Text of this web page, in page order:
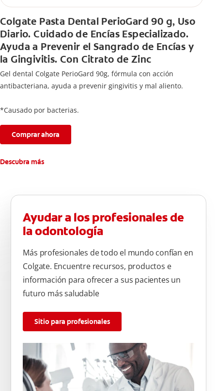
Colgate Pasta Dental PerioGard 90 g, Uso
Diario. Cuidado de Encías Especializado.
Ayuda a Prevenir el Sangrado de Encías y
la Gingivitis. Con Citrato de Zinc
Gel dental Colgate PerioGard 90g, fórmula con acción
antibacteriana, ayuda a prevenir gingivitis y mal aliento.
*Causado por bacterias.
Comprar ahora
Descubra más
Ayudar a los profesionales de
la odontología
Más profesionales de todo el mundo confían en
Colgate. Encuentre recursos, productos e
información para ofrecer a sus pacientes un
futuro más saludable
Sitio para profesionales